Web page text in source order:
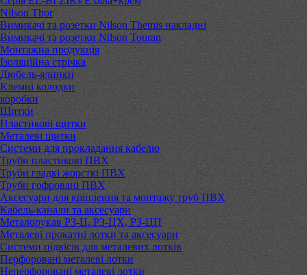
Nilson Thor
Вимикачі та розетки Nilson Themis накладні
Вимикачі та розетки Nilson Touran
Монтажна продукція
Ізоляційна стрічка
Дюбель-ялинки
Клемні колодки
коробки
Щитки
Пластикові щитки
Металеві щитки
Системи для прокладання кабелю
Труби пластикові ПВХ
Труби гладкі жорсткі ПВХ
Труби гофровані ПВХ
Аксесуари для кріплення та монтажу труб ПВХ
Кабель-канали та аксесуари
Металорукав РЗ-Ц, РЗ-ЦХ, РЗ-ЦП
Металеві прокатні лотки та аксесуари
Системи підвісів для металевих лотків
Перфоровані металеві лотки
Неперфоровані металеві лотки